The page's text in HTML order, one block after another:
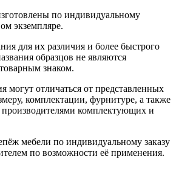
по индивидуальному
экземпляре.
для их различия и более быстрого
образцов не являются
знаком.
могут отличаться от представленных
комплектации, фурнитуре, а также
комплектующих и
мебели по индивидуальному заказу
по возможности её применения.